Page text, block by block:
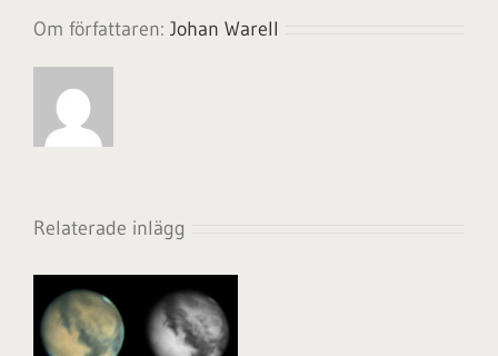
Om författaren: Johan Warell
Relaterade inlägg